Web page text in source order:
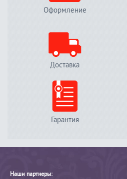
Оформление
Доставка
Гарантия
Наши партнеры: